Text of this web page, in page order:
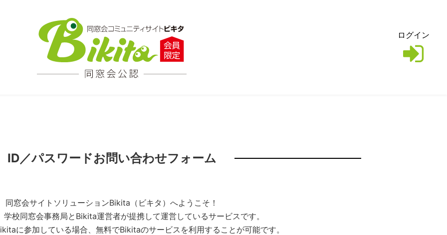
ログイン
ID／パスワードお問い合わせフォーム
同窓会サイトソリューションBikita（ビキタ）へようこそ！
校同窓会事務局とBikita運営者が提携して運営しているサービスです。
に参加している場合、無料でBikitaのサービスを利用することが可能です。